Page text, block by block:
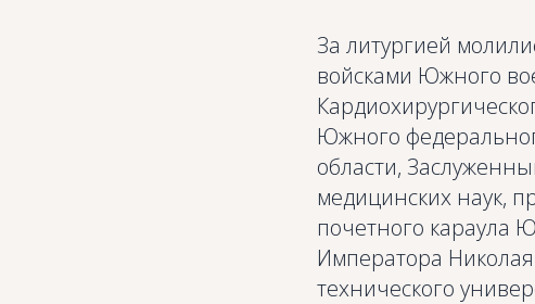
За литургией
войсками Южного
Южного
области,
медицинских наук,
почетного караула
Императора Николая
технического